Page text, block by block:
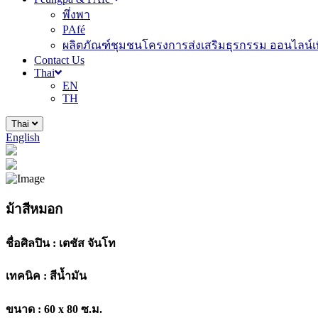
พึ่งพา
PAfé
ผลิตภัณฑ์ชุมชนโครงการส่งเสริมธุรกรรม ออนไลน์
Contact Us
Thai
EN
TH
Thai
English
ม้าสีหมอก
ชื่อศิลปิน : เตชัส จันโท
เทคนิค : สีน้ำมัน
ขนาด : 60 x 80 ซ.ม.